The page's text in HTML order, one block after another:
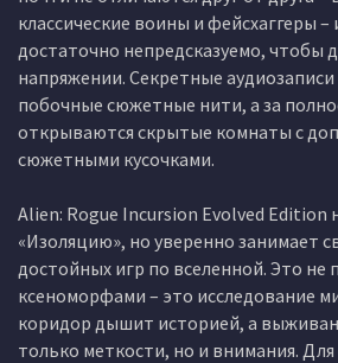
классические воины и фейсхаггеры –
достаточно непредсказуемо, чтобы
напряжении. Секретные
побочные сюжетные нити, а за
открываются скрытые комнаты с
сюжетными кусочками.
Alien: Rogue Incursion Evolved Edition
«Изоляцию», но уверенно занимает
достойных игр по вселенной. Это не
ксеноморфами – это исследование
коридор дышит историей, а
только меткости, но и внимания.